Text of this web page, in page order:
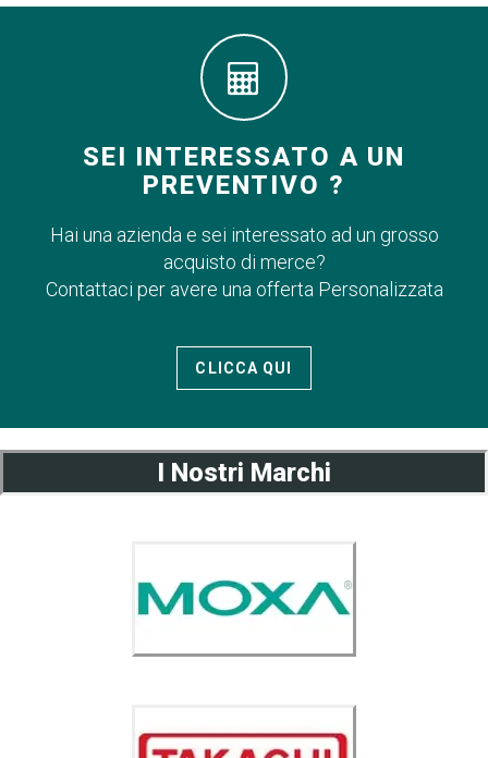
SEI INTERESSATO A UN
PREVENTIVO ?
Hai una azienda e sei interessato ad un grosso
acquisto di merce?
Contattaci per avere una offerta Personalizzata
CLICCA QUI
I Nostri Marchi